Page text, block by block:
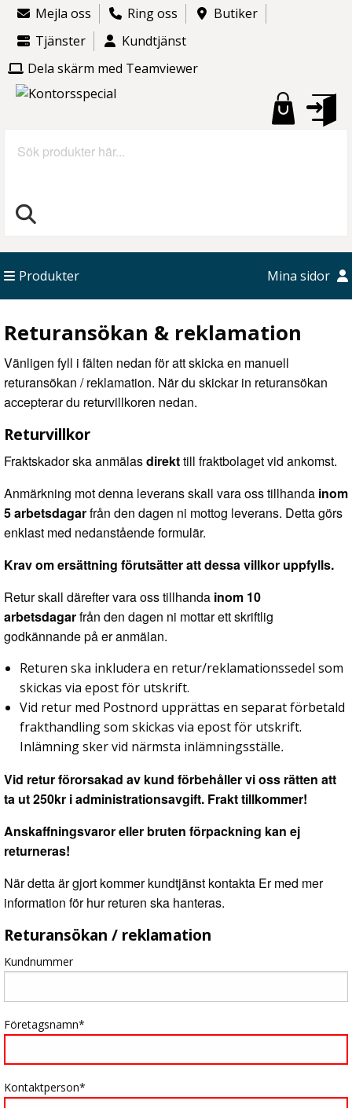
Mejla oss Ring oss
Butiker
Tjänster
Kundtjänst
Dela skärm med Teamviewer
Sök
Produkter Mina sidor
Returansökan & reklamation
Vänligen fyll i fälten nedan för att skicka en manuell
returansökan / reklamation. När du skickar in returansökan
accepterar du returvillkoren nedan.
Returvillkor
Fraktskador ska anmälasdirekttill fraktbolaget vid ankomst.
Anmärkning mot denna leverans skall vara oss tillhanda inom
5 arbetsdagarfrån den dagen ni mottog leverans. Detta görs
enklast med nedanstående formulär.
Krav om ersättning förutsätter att dessa villkor uppfylls.
Retur skall därefter vara oss tillhanda inom 10
arbetsdagarfrån den dagen ni mottar ett skriftlig
godkännande på er anmälan.
Returen ska inkludera en retur/reklamationssedel som
skickas via epost för utskrift.
Vid retur med Postnord upprättas en separat förbetald
frakthandling som skickas via epost för utskrift.
Inlämning sker vid närmsta inlämningsställe.
Vid retur förorsakad av kund förbehåller vi oss rätten att
ta ut 250kr i administrationsavgift. Frakt tillkommer!
Anskaffningsvaror eller bruten förpackning kan ej
returneras!
När detta är gjort kommer kundtjänst kontakta Er med mer
information för hur returen ska hanteras.
Returansökan / reklamation
Kundnummer
Företagsnamn
Kontaktperson